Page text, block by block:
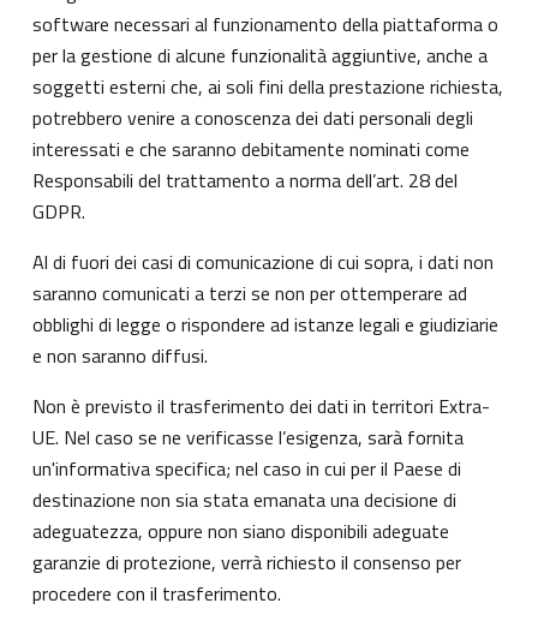
software necessari al funzionamento della piattaforma o
per la gestione di alcune funzionalità aggiuntive, anche a
soggetti esterni che, ai soli fini della prestazione richiesta,
potrebbero venire a conoscenza dei dati personali degli
interessati e che saranno debitamente nominati come
Responsabili del trattamento a norma dell’art. 28 del
GDPR.
Al di fuori dei casi di comunicazione di cui sopra, i dati non
saranno comunicati a terzi se non per ottemperare ad
obblighi di legge o rispondere ad istanze legali e giudiziarie
e non saranno diffusi.
Non è previsto il trasferimento dei dati in territori Extra-
UE. Nel caso se ne verificasse l’esigenza, sarà fornita
un'informativa specifica; nel caso in cui per il Paese di
destinazione non sia stata emanata una decisione di
adeguatezza, oppure non siano disponibili adeguate
garanzie di protezione, verrà richiesto il consenso per
procedere con il trasferimento.